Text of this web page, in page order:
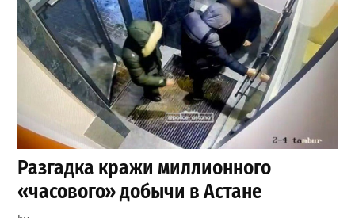
Разгадка кражи миллионного
«часового» добычи в Астане